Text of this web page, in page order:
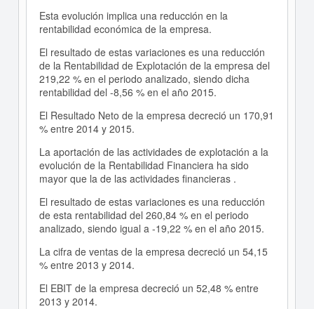
Esta evolución implica una reducción en la
rentabilidad económica de la empresa.
El resultado de estas variaciones es una reducción
de la Rentabilidad de Explotación de la empresa del
219,22 % en el periodo analizado, siendo dicha
rentabilidad del -8,56 % en el año 2015.
El Resultado Neto de la empresa decreció un 170,91
% entre 2014 y 2015.
La aportación de las actividades de explotación a la
evolución de la Rentabilidad Financiera ha sido
mayor que la de las actividades financieras .
El resultado de estas variaciones es una reducción
de esta rentabilidad del 260,84 % en el periodo
analizado, siendo igual a -19,22 % en el año 2015.
La cifra de ventas de la empresa decreció un 54,15
% entre 2013 y 2014.
El EBIT de la empresa decreció un 52,48 % entre
2013 y 2014.